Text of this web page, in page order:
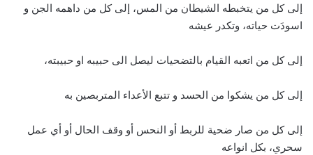
إلى كل من يتخبطه الشيطان من المس، إلى كل من داهمه الجن و
اسودَت حياته، وتكدر عيشه
إلى كل من اتعبه القيام بالتضحيات ليصل الى حبيبه او حبيبته،
إلى كل من يشكوا من الحسد و تتبع الأعداء المتربصين به
إلى كل من صار ضحية للربط أو النحس أو وقف الحال أو أي عمل
سحري، بكل انواعه